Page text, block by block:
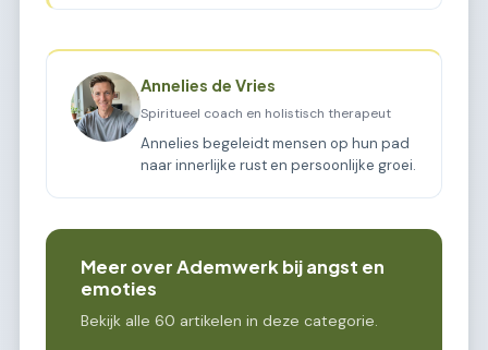
Annelies de Vries
Spiritueel coach en holistisch therapeut
Annelies begeleidt mensen op hun pad
naar innerlijke rust en persoonlijke groei.
Meer over Ademwerk bij angst en
emoties
Bekijk alle 60 artikelen in deze categorie.